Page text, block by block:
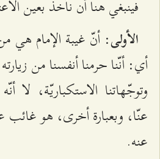
فينبغي هنا أن نأخذ بعين
الأولى: أنّ غيبة الإمام هي
أي: أنّنا حرمنا أنفسنا من
وتوجّهاتنا الاستكباريّة، لا
عنّا، وبعبارة أخرى، هو غائب
عنه.